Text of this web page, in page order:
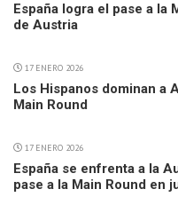
España logra el pase a la
de Austria
17 ENERO 2026
Los Hispanos dominan a
Main Round
17 ENERO 2026
España se enfrenta a la
pase a la Main Round en